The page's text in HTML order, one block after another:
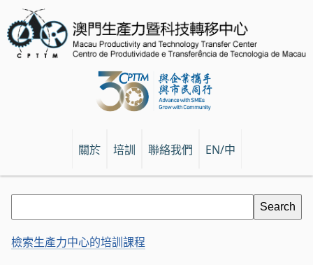
關於 培訓 聯絡我們 EN/中
檢索生產力中心的培訓課程